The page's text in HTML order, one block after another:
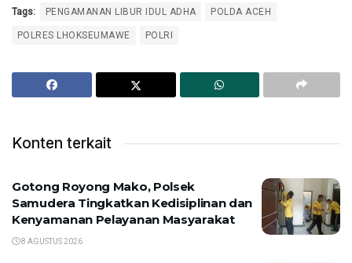
Tags: PENGAMANAN LIBUR IDUL ADHA POLDA ACEH
POLRES LHOKSEUMAWE POLRI
Konten terkait
Gotong Royong Mako, Polsek
Samudera Tingkatkan Kedisiplinan dan
Kenyamanan Pelayanan Masyarakat
8 AGUSTUS 2026